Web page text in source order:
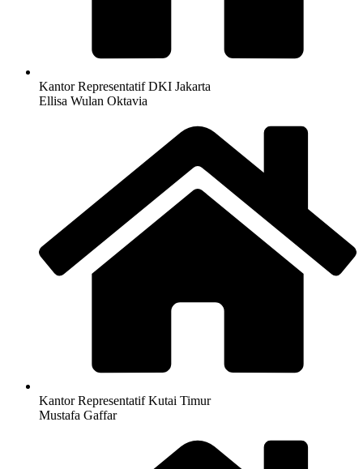
Kantor Representatif DKI Jakarta
Ellisa Wulan Oktavia
Kantor Representatif Kutai Timur
Mustafa Gaffar